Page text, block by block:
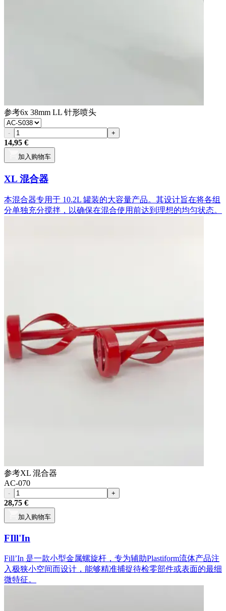
参考6x 38mm LL 针形喷头
- +
14,95 €
加入购物车
XL 混合器
本混合器专用于 10.2L 罐装的大容量产品。其设计旨在将各组
分单独充分搅拌，以确保在混合使用前达到理想的均匀状态。
参考XL 混合器
AC-070
- +
28,75 €
加入购物车
FIll'In
Fill’In 是一款小型金属螺旋杆，专为辅助Plastiform流体产品注
入极狭小空间而设计，能够精准捕捉待检零部件或表面的最细
微特征。